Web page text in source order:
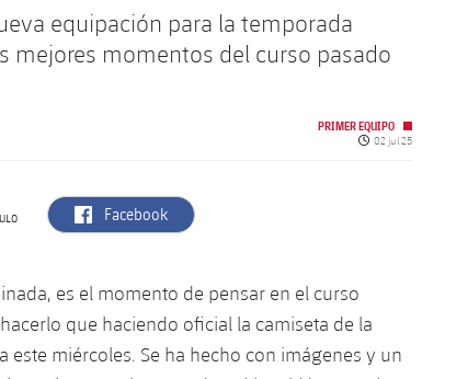
equipación para la temporada
mejores momentos del curso pasado
PRIMER EQUIPO
Fecha de publicación
02 jul 25
label.aria.facebook
Facebook
es el momento de pensar en el curso
que haciendo oficial la camiseta de la
miércoles. Se ha hecho con imágenes y un